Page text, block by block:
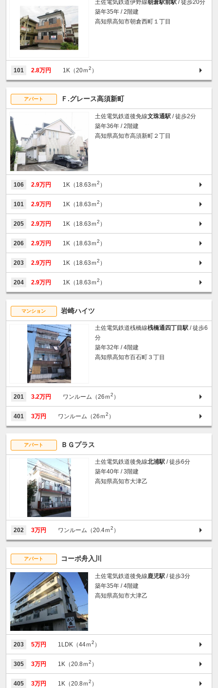
土佐電気鉄道伊野線朝倉駅前駅 / 徒歩20分
築年35年 / 2階建
高知県高知市朝倉西町１丁目
101 2.8万円 1K（20ｍ2 ）
アパート Ｆ.グレース高須新町
土佐電気鉄道後免線文珠通駅 / 徒歩2分
築年36年 / 2階建
高知県高知市高須新町２丁目
106 2.9万円 1K（18.63ｍ2 ）
101 2.9万円 1K（18.63ｍ2 ）
205 2.9万円 1K（18.63ｍ2 ）
206 2.9万円 1K（18.63ｍ2 ）
203 2.9万円 1K（18.63ｍ2 ）
204 2.9万円 1K（18.63ｍ2 ）
マンション 岩崎ハイツ
土佐電気鉄道桟橋線桟橋通四丁目駅 / 徒歩6
分
築年32年 / 4階建
高知県高知市百石町３丁目
201 3.2万円 ワンルーム（26ｍ2 ）
401 3万円 ワンルーム（26ｍ2 ）
アパート ＢＧプラス
土佐電気鉄道後免線北浦駅 / 徒歩6分
築年40年 / 3階建
高知県高知市大津乙
202 3万円 ワンルーム（20.4ｍ2 ）
アパート コーポ舟入川
土佐電気鉄道後免線鹿児駅 / 徒歩3分
築年35年 / 4階建
高知県高知市大津乙
203 5万円 1LDK（44ｍ2 ）
305 3万円 1K（20.8ｍ2 ）
405 3万円 1K（20.8ｍ2 ）